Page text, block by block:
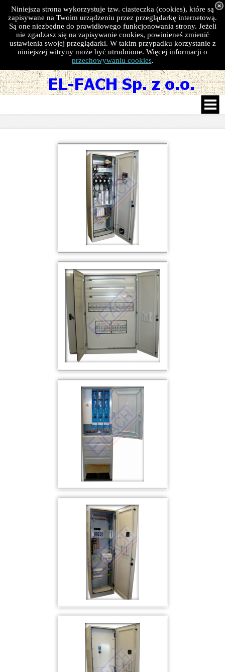
Niniejsza strona wykorzystuje tzw. ciasteczka (cookies), które są
zapisywane na Twoim urządzeniu przez przeglądarkę internetową.
Są one niezbędne do prawidłowego funkcjonowania strony. Jeżeli
nie zgadzasz się na zapisywanie cookies, powinieneś zmienić
ustawienia swojej przeglądarki. W takim przypadku korzystanie z
niniejszej witryny może być utrudnione. Więcej informacji o
przechowywaniu cookies.